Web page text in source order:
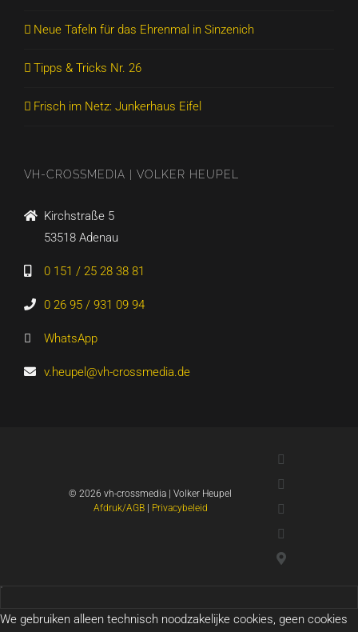
Neue Tafeln für das Ehrenmal in Sinzenich
Tipps & Tricks Nr. 26
Frisch im Netz: Junkerhaus Eifel
VH-CROSSMEDIA | VOLKER HEUPEL
Kirchstraße 5
53518 Adenau
0 151 / 25 28 38 81
0 26 95 / 931 09 94
WhatsApp
v.heupel@vh-crossmedia.de
© 2026 vh-crossmedia | Volker Heupel
Afdruk/AGB| Privacybeleid
Google-
We gebruiken alleen technisch noodzakelijke cookies, geen cookies